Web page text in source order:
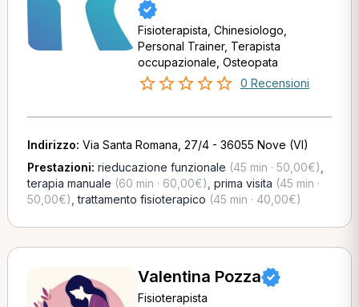
Fisioterapista, Chinesiologo,
Personal Trainer, Terapista
occupazionale, Osteopata
0 Recensioni
Indirizzo: Via Santa Romana, 27/4 - 36055 Nove (VI)
Prestazioni: rieducazione funzionale (45 min · 50,00€)
terapia manuale (60 min · 60,00€) prima visita (45 min ·
50,00€) ,trattamento fisioterapico (45 min · 40,00€)
Valentina Pozza
Fisioterapista